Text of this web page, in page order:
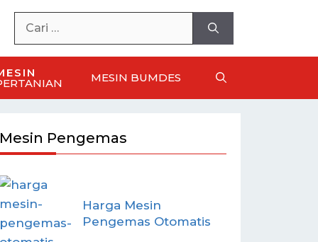
MESIN BUMDES
Pengemas
Harga Mesin
Pengemas Otomatis